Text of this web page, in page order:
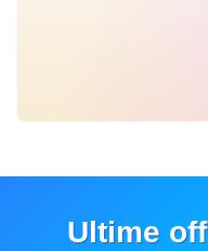
Ultime